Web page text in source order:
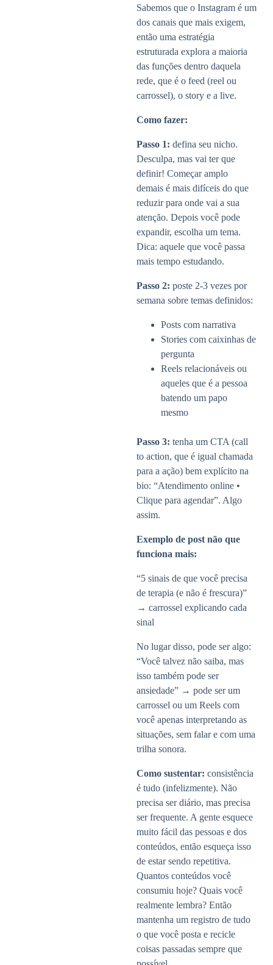
Sabemos que o Instagram é um
dos canais que mais exigem,
então uma estratégia
estruturada explora a maioria
das funções dentro daquela
rede, que é o feed (reel ou
carrossel), o story e a live.
Como fazer:
Passo 1: defina seu nicho.
Desculpa, mas vai ter que
definir! Começar amplo
demais é mais difíceis do que
reduzir para onde vai a sua
atenção. Depois você pode
expandir, escolha um tema.
Dica: aquele que você passa
mais tempo estudando.
Passo 2: poste 2-3 vezes por
semana sobre temas definidos:
Posts com narrativa
Stories com caixinhas de
pergunta
Reels relacionáveis ou
aqueles que é a pessoa
batendo um papo
mesmo
Passo 3: tenha um CTA (call
to action, que é igual chamada
para a ação) bem explícito na
bio: “Atendimento online •
Clique para agendar”. Algo
assim.
Exemplo de post não que
funciona mais:
“5 sinais de que você precisa
de terapia (e não é frescura)”
→ carrossel explicando cada
sinal
No lugar disso, pode ser algo:
“Você talvez não saiba, mas
isso também pode ser
ansiedade” → pode ser um
carrossel ou um Reels com
você apenas interpretando as
situações, sem falar e com uma
trilha sonora.
Como sustentar: consistência
é tudo (infelizmente). Não
precisa ser diário, mas precisa
ser frequente. A gente esquece
muito fácil das pessoas e dos
conteúdos, então esqueça isso
de estar sendo repetitiva.
Quantos conteúdos você
consumiu hoje? Quais você
realmente lembra? Então
mantenha um registro de tudo
o que você posta e recicle
coisas passadas sempre que